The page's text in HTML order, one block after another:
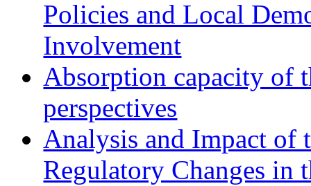
Policies and Local
Involvement
Absorption capacity of
perspectives
Analysis and Impact of
Regulatory Changes in